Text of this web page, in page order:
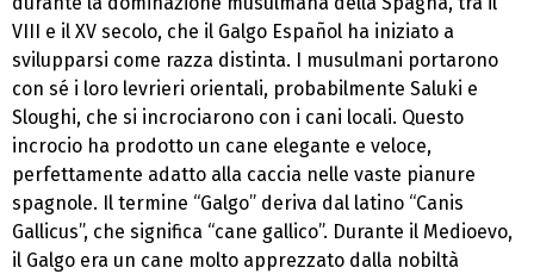
VIII e il XV secolo, che il Galgo Español ha iniziato a
svilupparsi come razza distinta. I musulmani portarono
con sé i loro levrieri orientali, probabilmente Saluki e
Sloughi, che si incrociarono con i cani locali. Questo
incrocio ha prodotto un cane elegante e veloce,
perfettamente adatto alla caccia nelle vaste pianure
spagnole. Il termine “Galgo” deriva dal latino “Canis
Gallicus”, che significa “cane gallico”. Durante il Medioevo,
il Galgo era un cane molto apprezzato dalla nobiltà